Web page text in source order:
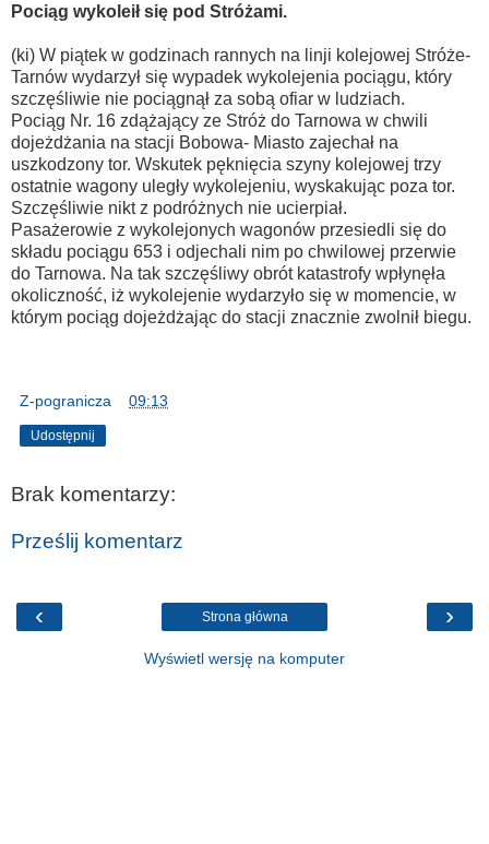
Pociąg wykoleił się pod Stróżami.
(ki) W piątek w godzinach rannych na linji kolejowej Stróże-
Tarnów wydarzył się wypadek wykolejenia pociągu, który
szczęśliwie nie pociągnął za sobą ofiar w ludziach.
Pociąg Nr. 16 zdążający ze Stróż do Tarnowa w chwili
dojeżdżania na stacji Bobowa- Miasto zajechał na
uszkodzony tor. Wskutek pęknięcia szyny kolejowej trzy
ostatnie wagony uległy wykolejeniu, wyskakując poza tor.
Szczęśliwie nikt z podróżnych nie ucierpiał.
Pasażerowie z wykolejonych wagonów przesiedli się do
składu pociągu 653 i odjechali nim po chwilowej przerwie
do Tarnowa. Na tak szczęśliwy obrót katastrofy wpłynęła
okoliczność, iż wykolejenie wydarzyło się w momencie, w
którym pociąg dojeżdżając do stacji znacznie zwolnił biegu.
Z-pogranicza 09:13
Udostępnij
Brak komentarzy:
Prześlij komentarz
‹ ›
Strona główna
Wyświetl wersję na komputer